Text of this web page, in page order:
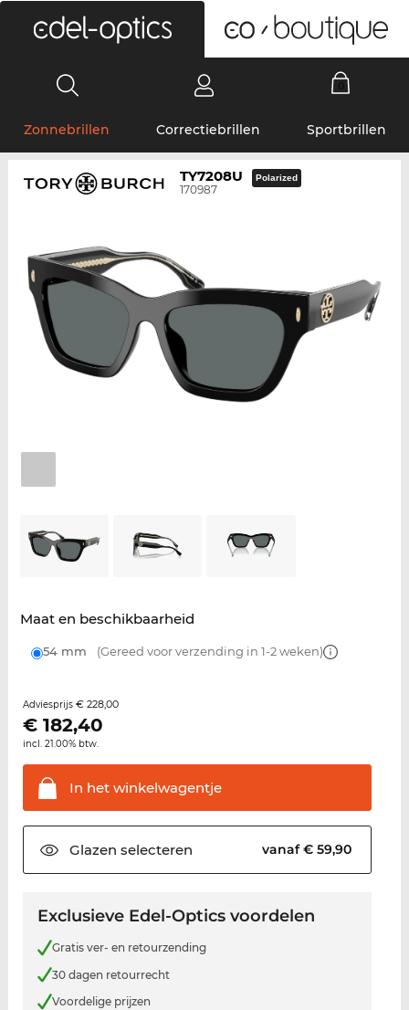
Zonnebrillen Correctiebrillen Sportbrillen
TY7208U
170987
Polarized
Maat en beschikbaarheid
54 mm (Gereed voor verzending in 1-2 weken)
Adviesprijs € 228,00
€ 182,40
incl. 21.00% btw.
In hetwinkelwagentje
Glazen selecteren vanaf € 59,90
Exclusieve Edel-Optics voordelen
Gratis ver- en retourzending
30 dagen retourrecht
Voordelige prijzen